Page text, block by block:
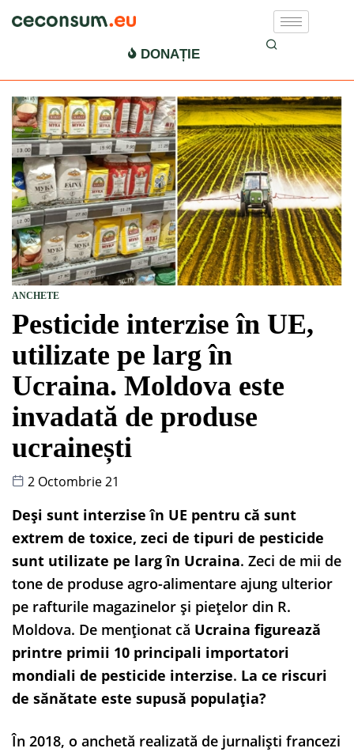
DONAȚIE
ANCHETE
Pesticide interzise în UE,
utilizate pe larg în
Ucraina. Moldova este
invadată de produse
ucrainești
2 Octombrie 21
Deși sunt interzise în UE pentru că sunt
extrem de toxice, zeci de tipuri de pesticide
sunt utilizate pe larg în Ucraina. Zeci de mii de
tone de produse agro-alimentare ajung ulterior
pe rafturile magazinelor și piețelor din R.
Moldova. De menționat că Ucraina figurează
printre primii 10 principali importatori
mondiali de pesticide interzise. La ce riscuri
de sănătate este supusă populația?
În 2018, o anchetă realizată de jurnaliști francezi